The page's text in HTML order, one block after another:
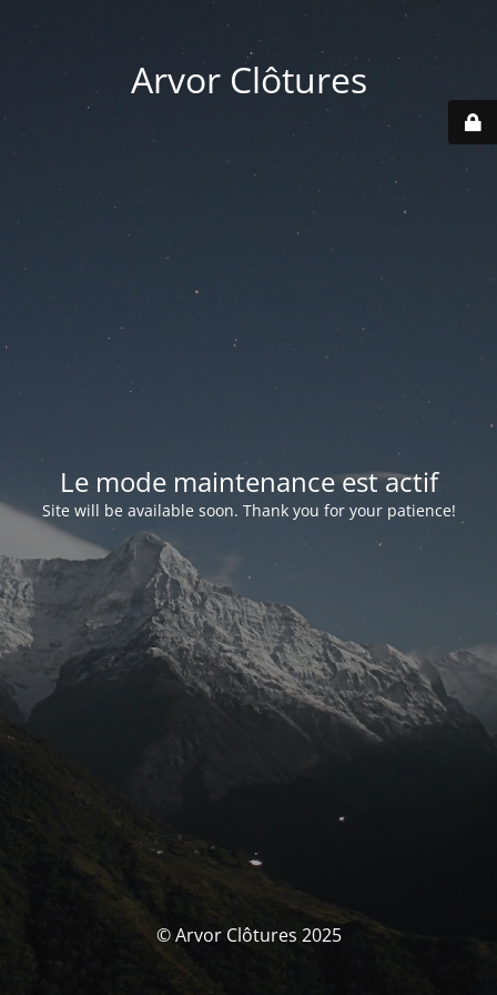
Arvor Clôtures
Le mode maintenance est actif
Site will be available soon. Thank you for your patience!
© Arvor Clôtures 2025